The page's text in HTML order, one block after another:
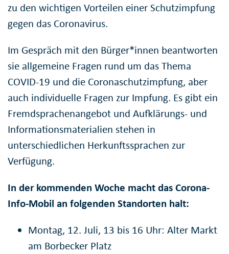
zu den wichtigen Vorteilen einer Schutzimpfung
gegen das Coronavirus.
Im Gespräch mit den Bürger*innen beantworten
sie allgemeine Fragen rund um das Thema
COVID-19 und die Coronaschutzimpfung, aber
auch individuelle Fragen zur Impfung. Es gibt ein
Fremdsprachenangebot und Aufklärungs- und
Informationsmaterialien stehen in
unterschiedlichen Herkunftssprachen zur
Verfügung.
In der kommenden Woche macht das Corona-
Info-Mobil an folgenden Standorten halt:
Montag, 12. Juli, 13 bis 16 Uhr: Alter Markt
am Borbecker Platz